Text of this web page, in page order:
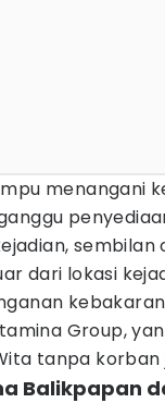
menangani
dari lokasi
Group,
tanpa korban
Balikpapan